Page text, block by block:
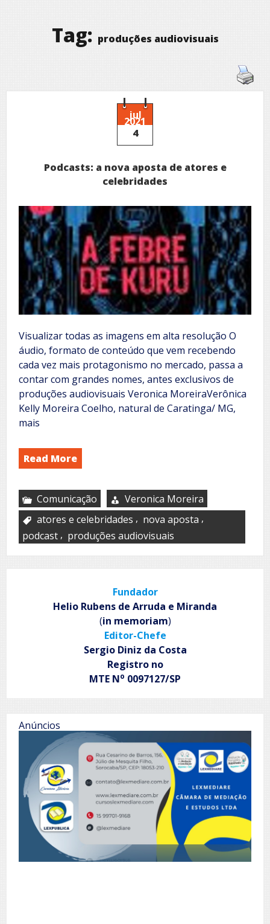
Tag: produções audiovisuais
jul
2021
4
Podcasts: a nova aposta de atores e
celebridades
Visualizar todas as imagens em alta resolução O
áudio, formato de conteúdo que vem recebendo
cada vez mais protagonismo no mercado, passa a
contar com grandes nomes, antes exclusivos de
produções audiovisuais Veronica MoreiraVerônica
Kelly Moreira Coelho, natural de Caratinga/ MG,
mais
Read More
Comunicação
Veronica Moreira
atores e celebridades , nova aposta ,
podcast , produções audiovisuais
Fundador
Helio Rubens de Arruda e Miranda
(in memoriam)
Editor-Chefe
Sergio Diniz da Costa
Registro no
MTE No 0097127/SP
Anúncios